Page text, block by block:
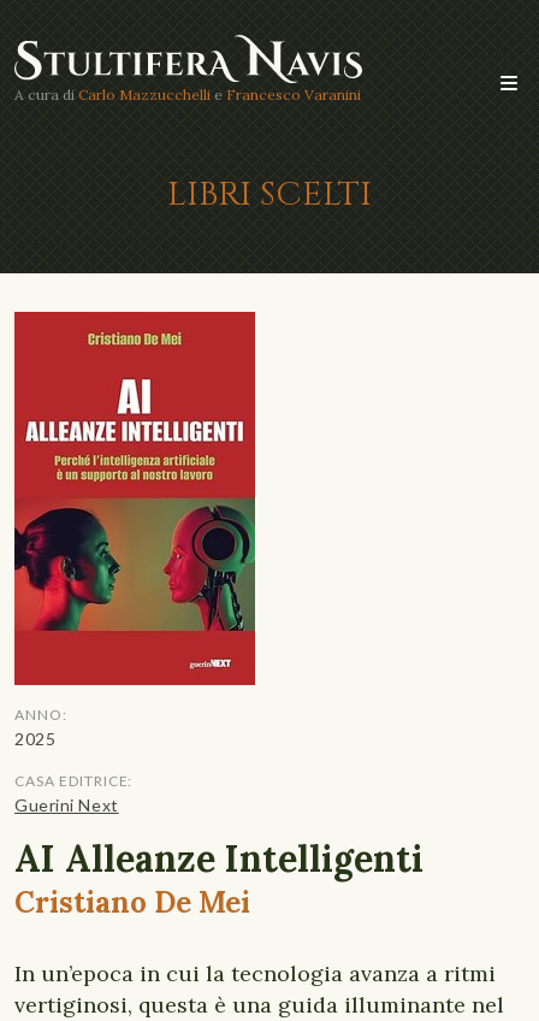
A cura di Carlo Mazzucchelli e Francesco Varanini
LIBRI SCELTI
ANNO:
2025
CASA EDITRICE:
Guerini Next
AI Alleanze Intelligenti
Cristiano De Mei
In un’epoca in cui la tecnologia avanza a ritmi
vertiginosi, questa è una guida illuminante nel